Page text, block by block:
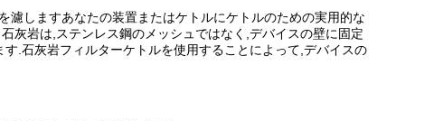
濾しますあなたの装置またはケトルにケトルのための実用的な
灰岩は,ステンレス鋼のメッシュではなく,デバイスの壁に固定
.石灰岩フィルターケトルを使用することによって,デバイスの